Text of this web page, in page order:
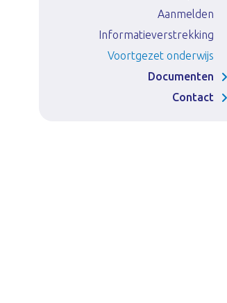
Meer- en hoogbegaafdheid
Leerlingraad
Onze nieuwsbrieven
Schoollied
Aanmelden
Informatieverstrekking
Voortgezet onderwijs
Documenten
Contact